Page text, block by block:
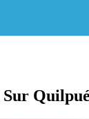
Sur Quilpué